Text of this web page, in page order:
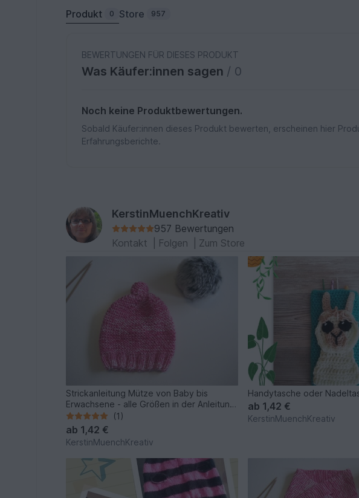
Produkt 0 Store 957
BEWERTUNGEN FÜR DIESES PRODUKT
Was Käufer:innen sagen / 0
Noch keine Produktbewertungen.
Sobald Käufer:innen dieses Produkt bewerten, erscheinen hier
Erfahrungsberichte.
KerstinMuenchKreativ
957 Bewertungen
Kontakt
Folgen Zum Store
Strickanleitung Mütze von Baby bis
Erwachsene - alle Größen in der Anleitung
vorhanden
(1)
ab 1,42 €
KerstinMuenchKreativ
Handytasche oder
ab 1,42 €
KerstinMuenchKreativ